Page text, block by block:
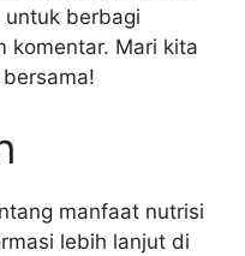
untuk berbagi
komentar. Mari kita
manfaat nutrisi
lebih lanjut di